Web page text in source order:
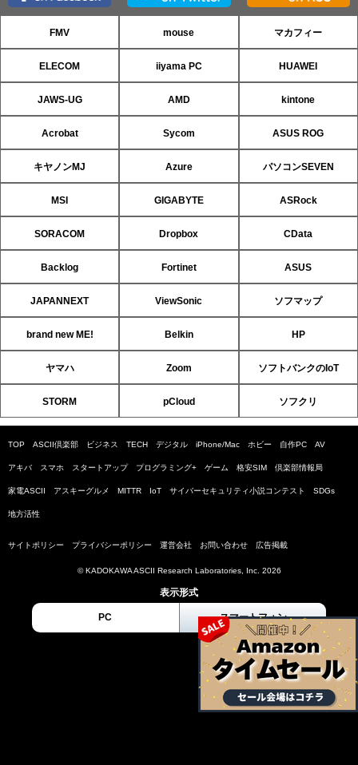
FMV mouse マカフィー
ELECOM iiyama PC HUAWEI
JAWS-UG AMD kintone
Acrobat Sycom ASUS ROG
キヤノンMJ Azure パソコンSEVEN
MSI GIGABYTE ASRock
SORACOM Dropbox CData
Backlog Fortinet ASUS
JAPANNEXT ViewSonic ソフマップ
brand new ME! Belkin HP
ヤマハ Zoom ソフトバンクのIoT
STORM pCloud ソフクリ
TOP ASCII倶楽部 ビジネス TECH デジタル iPhone/Mac ホビー 自作PC AV
アキバ スマホ スタートアップ プログラミング+ ゲーム 格安SIM 倶楽部情報局
家電ASCII アスキーグルメ MITTR IoT サイバーセキュリティ小説コンテスト SDGs
地方活性
サイトポリシー プライバシーポリシー 運営会社 お問い合わせ 広告掲載
© KADOKAWA ASCII Research Laboratories, Inc. 2026
表示形式
PC スマートフォン